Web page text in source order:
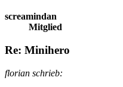
screamindan
Mitglied
Re: Minihero
florian schrieb: